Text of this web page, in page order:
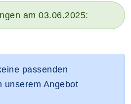
am 03.06.2025:
passenden
unserem Angebot